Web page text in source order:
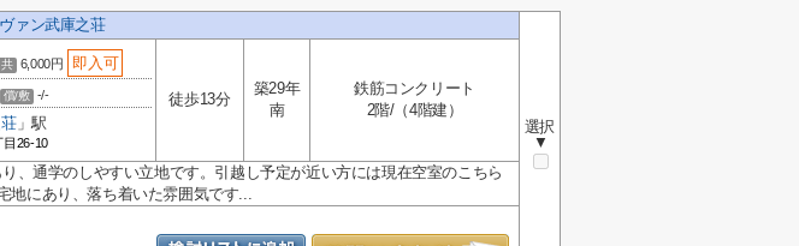
ァン武庫之荘
選択
▼
6,000円 即入可
償/敷 -/-
」駅
目26-10
徒歩13分
築29年
南
鉄筋コンクリート
2階/（4階建）
、通学のしやすい立地です。引越し予定が近い方には現在空室のこちら
地にあり、落ち着いた雰囲気です...